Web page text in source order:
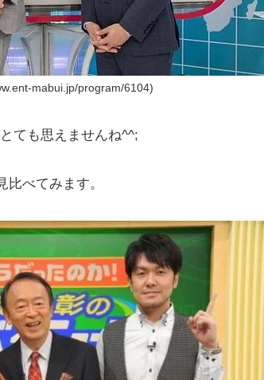
mabui.jp/program/6104)
ても思えませんね^^;
べてみます。